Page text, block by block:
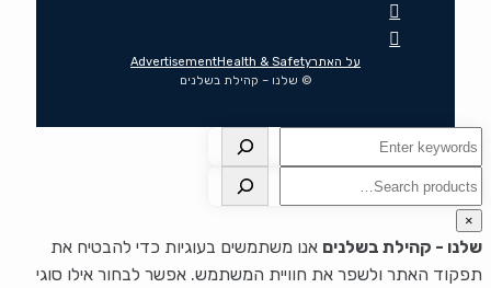
על האתרHealth & Safety
Advertisement
© שלנו – קהילת בשלנים
חיפוש
חיפוש
×
שלנו - קהילת בשלנים אנו משתמשים בעוגיות כדי להבטיח את
תפקוד האתר ולשפר את חוויית המשתמש. אפשר לבחור אילו סוגי